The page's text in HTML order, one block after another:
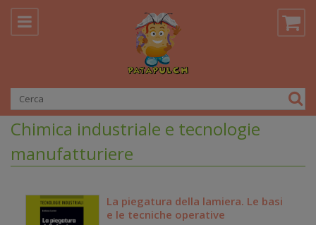
Chimica industriale e tecnologie
manufatturiere
La piegatura della lamiera. Le basi
e le tecniche operative